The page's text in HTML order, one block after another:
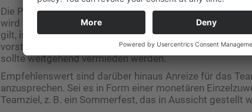
Die Patientin oder der Patient muss verstehen, welchen
wird sie oder er diese nicht in Anspruch nehmen. Eine
gilt, ist die Art der Kommunikation. MFA sollten
vorstellen und mit Wörtern, die von medizinischen Laien
sollte weitgehend vermieden werden.
Empfehlenswert sind darüber hinaus Anreize für das
anzusprechen. Sei es in Form einer monetären
Teamziel, z. B. ein Sommerfest, das in Aussicht gestellt